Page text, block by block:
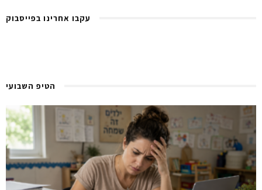
עקבו אחרינו בפייסבוק
הטיפ השבועי